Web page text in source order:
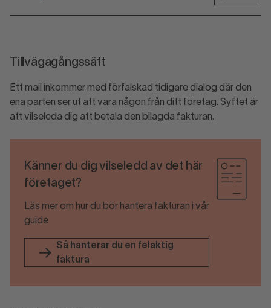
Tillvägagångssätt
Ett mail inkommer med förfalskad tidigare dialog där den
ena parten ser ut att vara någon från ditt företag. Syftet är
att vilseleda dig att betala den bilagda fakturan.
Känner du dig vilseledd av det här
företaget?
Läs mer om hur du bör hantera fakturan i vår
guide
Så hanterar du en felaktig
faktura